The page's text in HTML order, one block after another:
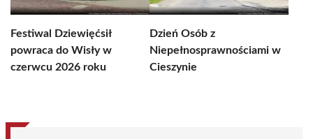
Festiwal Dziewięćsił
powraca do Wisły w
czerwcu 2026 roku
Dzień Osób z
Niepełnosprawnościami w
Cieszynie